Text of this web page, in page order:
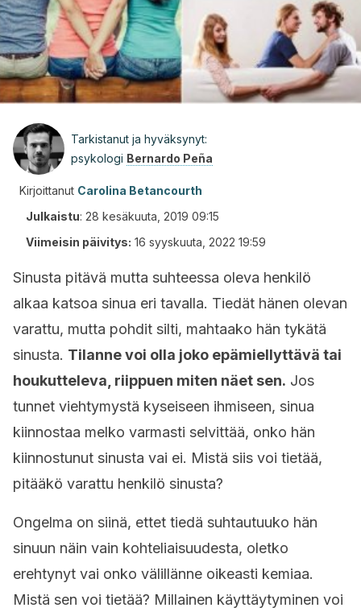
Tarkistanut ja hyväksynyt:
psykologi Bernardo Peña
Kirjoittanut Carolina Betancourth
Julkaistu: 28 kesäkuuta, 2019 09:15
Viimeisin päivitys: 16 syyskuuta, 2022 19:59
Sinusta pitävä mutta suhteessa oleva henkilö
alkaa katsoa sinua eri tavalla. Tiedät hänen olevan
varattu, mutta pohdit silti, mahtaako hän tykätä
sinusta. Tilanne voi olla joko epämiellyttävä tai
houkutteleva, riippuen miten näet sen. Jos
tunnet viehtymystä kyseiseen ihmiseen, sinua
kiinnostaa melko varmasti selvittää, onko hän
kiinnostunut sinusta vai ei. Mistä siis voi tietää,
pitääkö varattu henkilö sinusta?
Ongelma on siinä, ettet tiedä suhtautuuko hän
sinuun näin vain kohteliaisuudesta, oletko
erehtynyt vai onko välillänne oikeasti kemiaa.
Mistä sen voi tietää? Millainen käyttäytyminen voi